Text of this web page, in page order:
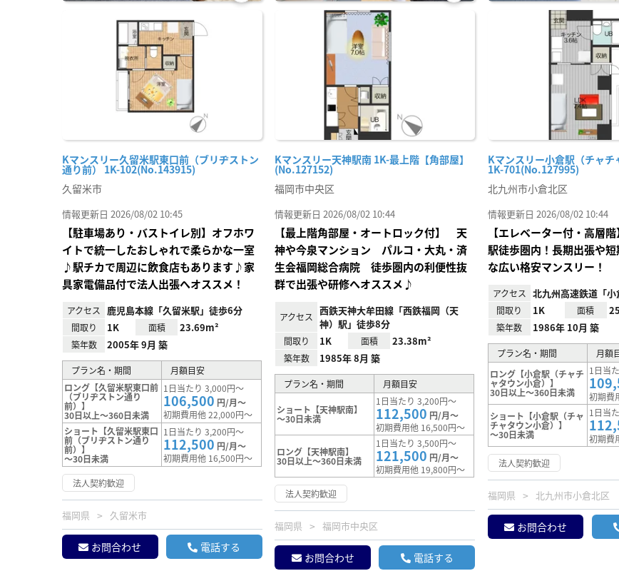
Kマンスリー久留米駅東口前（ブリヂストン
通り前） 1K-102(No.143915)
お気
久留米市
情報更新日 2026/08/02 10:45
【駐車場あり・バストイレ別】オフホワ
イトで統一したおしゃれで柔らかな一室
♪駅チカで周辺に飲食店もあります♪家
具家電備品付で法人出張へオススメ！
アクセス 鹿児島本線「久留米駅」徒歩6分
間取り 1K 面積 23.69m²
築年数 2005年 9月 築
プラン名・期間
月額目安
ロング【久留米駅東口前
（ブリヂストン通り
前）】
30日以上～360日未満
1日当たり 3,000円～
106,500 円/月～
初期費用他 22,000円～
ショート【久留米駅東口
前（ブリヂストン通り
前）】
～30日未満
1日当たり 3,200円～
112,500 円/月～
初期費用他 16,500円～
法人契約歓迎
福岡県 久留米市
お問合わせ 電話する
Kマンスリー天神駅南 1K-最上階【角部屋】
(No.127152)
お気
福岡市中央区
情報更新日 2026/08/02 10:44
【最上階角部屋・オートロック付】 天
神や今泉マンション パルコ・大丸・済
生会福岡総合病院 徒歩圏内の利便性抜
群で出張や研修へオススメ♪
アクセス
西鉄天神大牟田線「西鉄福岡（天
神）駅」徒歩8分
間取り 1K 面積 23.38m²
築年数 1985年 8月 築
プラン名・期間 月額目安
ショート【天神駅南】
～30日未満
1日当たり 3,200円～
112,500 円/月～
初期費用他 16,500円～
ロング【天神駅南】
30日以上～360日未満
1日当たり 3,500円～
121,500 円/月～
初期費用他 19,800円～
法人契約歓迎
福岡県 福岡市中央区
お問合わせ 電話する
Kマンスリー小倉駅（チャチ
1K-701(No.127995)
北九州市小倉北区
情報更新日 2026/08/02 10:44
【エレベーター付・高層
駅徒歩圏内！長期出張や
な広い格安マンスリー！
アクセス 北九州高速鉄道「
間取り 1K 面積
築年数 1986年 10月 築
プラン名・期間
月額
ロング【小倉駅（チャチ
ャタウン小倉）】
30日以上～360日未満
1日当
初期費
ショート【小倉駅（チャ
チャタウン小倉）】
～30日未満
1日当
初期費
法人契約歓迎
福岡県 北九州市小倉北区
お問合わせ